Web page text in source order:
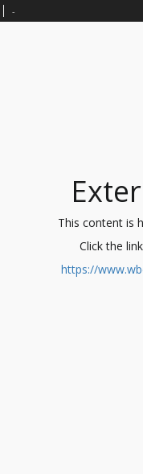
-
This content is
Click the
https://